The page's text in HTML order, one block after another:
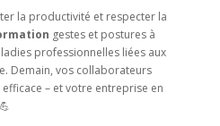
la productivité et respecter la
gestes et postures à
professionnelles liées aux
Demain, vos collaborateurs
– et votre entreprise en